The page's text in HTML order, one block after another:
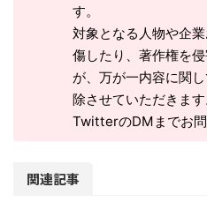
す。
対象となる人物や企
傷したり、著作権を
が、万が一内容に関
除させていただきます
TwitterのDMまでお問
関連記事